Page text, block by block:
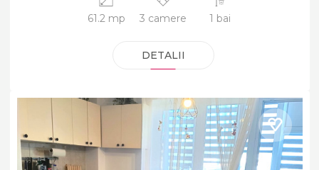
61.2 mp 3 camere 1 bai
DETALII